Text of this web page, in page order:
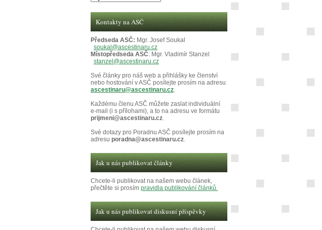
článků
Kontakty na ASČ
Předseda ASČ: Mgr. Josef Soukal
soukal@ascestinaru.cz
Místopředseda ASČ: Mgr. Vladimír Stanzel
stanzel@ascestinaru.cz
Své články pro náš web a přihlášky ke členství
nebo hostování v ASČ posílejte prosím na adresu
ascestinaru@ascestinaru.cz.
Každému členu ASČ můžete zaslat individuální
e-mail (i s přílohami), a to na adresu ve formátu
prijmeni@ascestinaru.cz.
Své dotazy pro Poradnu ASČ posílejte prosím na
adresu poradna@ascestinaru.cz.
Jak u nás publikovat články
Chcete-li publikovat na našem webu článek,
přečtěte si prosím pravidla publikování článků.
Jak u nás publikovat diskusní příspěvky